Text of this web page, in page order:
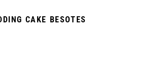
CAKE BESOTES